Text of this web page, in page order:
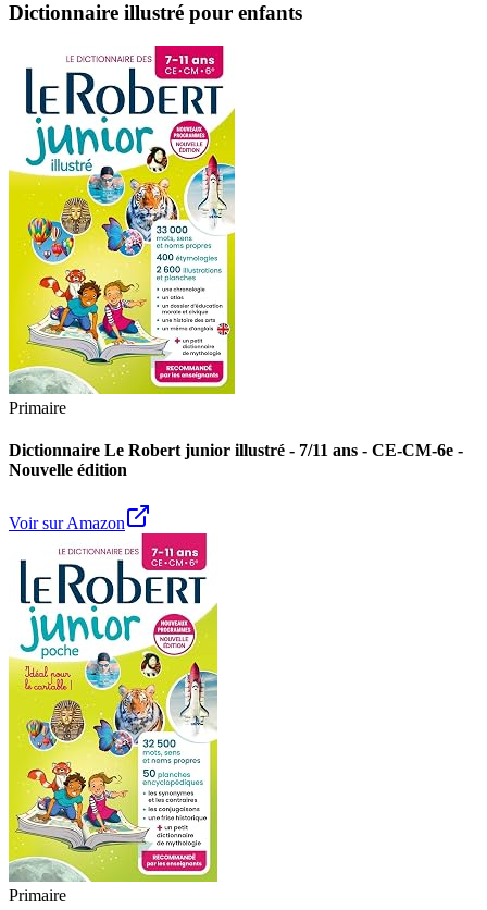
Dictionnaire illustré pour enfants
Primaire
Dictionnaire Le Robert junior illustré - 7/11 ans - CE-CM-6e -
Nouvelle édition
Voir sur Amazon
Primaire